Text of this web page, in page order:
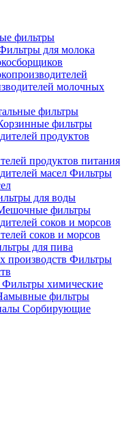
фильтры
для молока
молочных
фильтры
фильтры
продуктов питания
Фильтры
для воды
фильтры
соков и морсов
для пива
Фильтры
Фильтры химические
фильтры
Сорбирующие